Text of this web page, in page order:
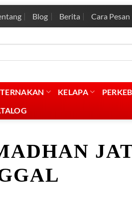
Blog Berita Cara Pesan
KELAPA